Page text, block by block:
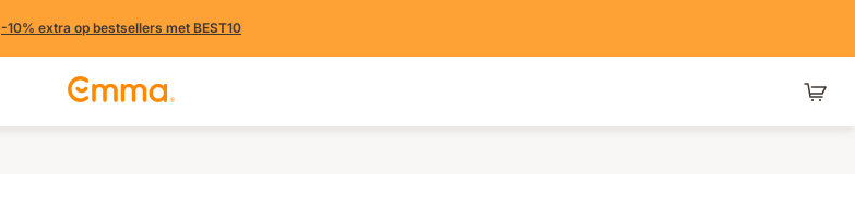
-10% extra op bestsellers met BEST10